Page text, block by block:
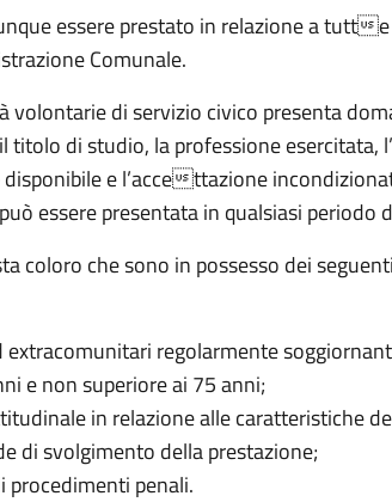
essere prestato in relazione a tutt
Comunale.
volontarie di servizio civico presenta
titolo di studio, la professione esercitata,
e l’accettazione
essere presentata in qualsiasi periodo
coloro che sono in possesso dei
regolarmente
e non superiore ai 75 anni;
in relazione alle caratteristiche
di svolgimento della prestazione;
procedimenti penali.